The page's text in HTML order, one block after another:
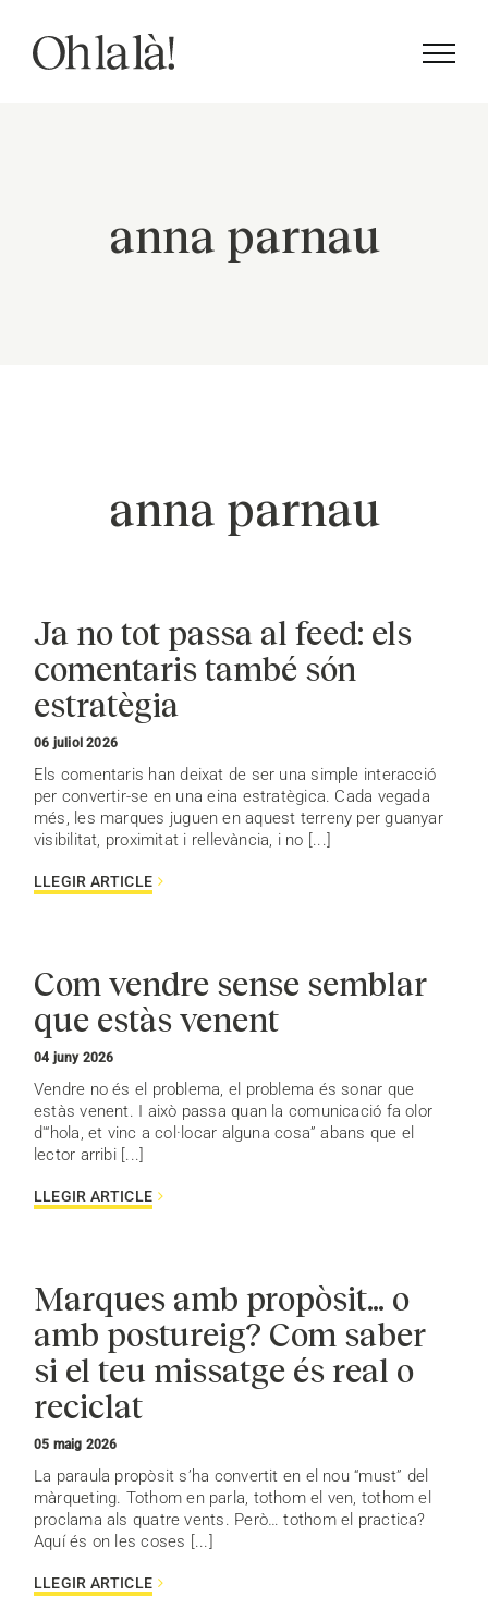
content
anna parnau
anna parnau
Ja no tot passa al feed: els
comentaris també són
estratègia
06 juliol 2026
Els comentaris han deixat de ser una simple interacció
per convertir-se en una eina estratègica. Cada vegada
més, les marques juguen en aquest terreny per guanyar
visibilitat, proximitat i rellevància, i no [...]
LLEGIR ARTICLE
Com vendre sense semblar
que estàs venent
04 juny 2026
Vendre no és el problema, el problema és sonar que
estàs venent. I això passa quan la comunicació fa olor
d'“hola, et vinc a col·locar alguna cosa” abans que el
lector arribi [...]
LLEGIR ARTICLE
Marques amb propòsit… o
amb postureig? Com saber
si el teu missatge és real o
reciclat
05 maig 2026
La paraula propòsit s’ha convertit en el nou “must” del
màrqueting. Tothom en parla, tothom el ven, tothom el
proclama als quatre vents. Però… tothom el practica?
Aquí és on les coses [...]
LLEGIR ARTICLE